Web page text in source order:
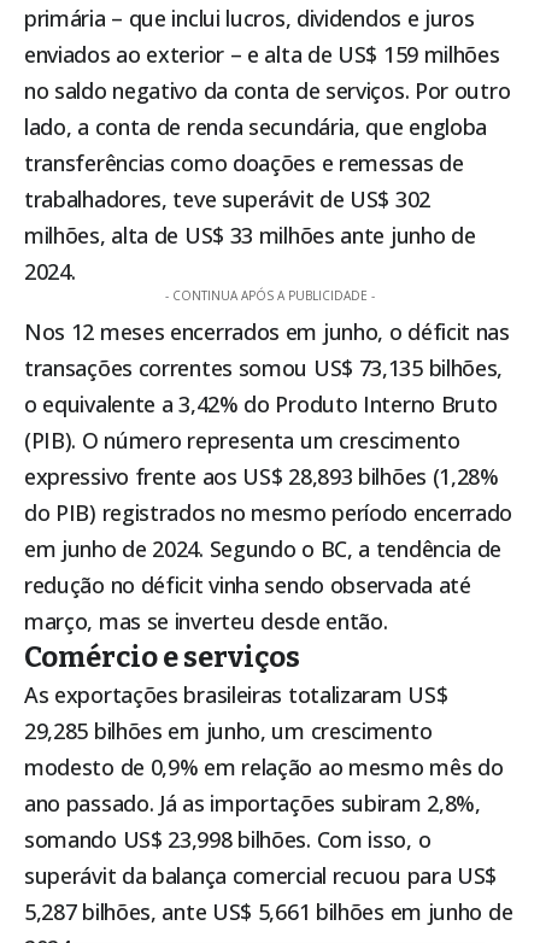
primária – que inclui lucros, dividendos e juros
enviados ao exterior – e alta de US$ 159 milhões
no saldo negativo da conta de serviços. Por outro
lado, a conta de renda secundária, que engloba
transferências como doações e remessas de
trabalhadores, teve superávit de US$ 302
milhões, alta de US$ 33 milhões ante junho de
2024.
- CONTINUA APÓS A PUBLICIDADE -
Nos 12 meses encerrados em junho, o déficit nas
transações correntes somou US$ 73,135 bilhões,
o equivalente a 3,42% do Produto Interno Bruto
(PIB). O número representa um crescimento
expressivo frente aos US$ 28,893 bilhões (1,28%
do PIB) registrados no mesmo período encerrado
em junho de 2024. Segundo o BC, a tendência de
redução no déficit vinha sendo observada até
março, mas se inverteu desde então.
Comércio e serviços
As exportações brasileiras totalizaram US$
29,285 bilhões em junho, um crescimento
modesto de 0,9% em relação ao mesmo mês do
ano passado. Já as importações subiram 2,8%,
somando US$ 23,998 bilhões. Com isso, o
superávit da balança comercial recuou para US$
5,287 bilhões, ante US$ 5,661 bilhões em junho de